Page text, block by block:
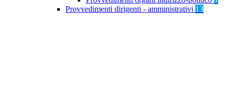
Provvedimenti dirigenti - amministrativi 13